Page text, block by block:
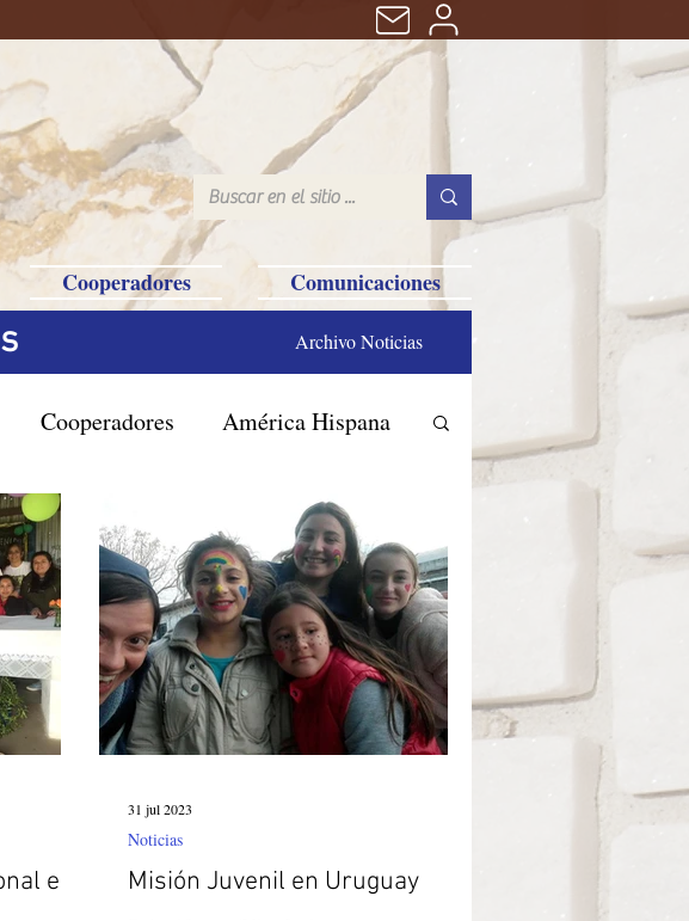
Cooperadores Comunicaciones
Archivo Noticias
Cooperadores América Hispana
Taiwan
Provincia Brasil
en
Misión Juvenil en Uruguay
Noticias
31 jul 2023